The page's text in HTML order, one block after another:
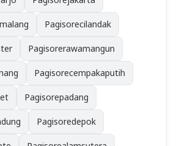
Pagisorecilandak
Pagisorerawamangun
Pagisorecempakaputih
Pagisorepadang
Pagisoredepok